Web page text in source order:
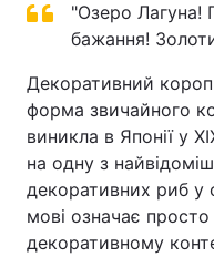
"Озеро Лагуна!
бажання!
Декоративний
форма звичайного
виникла в Японії у
на одну з
декоративних риб у
мові означає
декоративному